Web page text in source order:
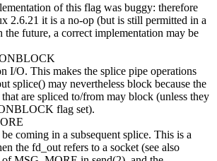
of this flag was buggy: therefore
2.6.21 it is a no-op (but is still permitted in a
the future, a correct implementation may be
I/O. This makes the splice pipe operations
splice() may nevertheless block because the
are spliced to/from may block (unless they
flag set).
coming in a subsequent splice. This is a
the fd_out refers to a socket (see also